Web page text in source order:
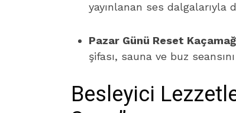
yayınlanan ses dalgalarıyla
Pazar Günü Reset
şifası, sauna ve buz
Besleyici